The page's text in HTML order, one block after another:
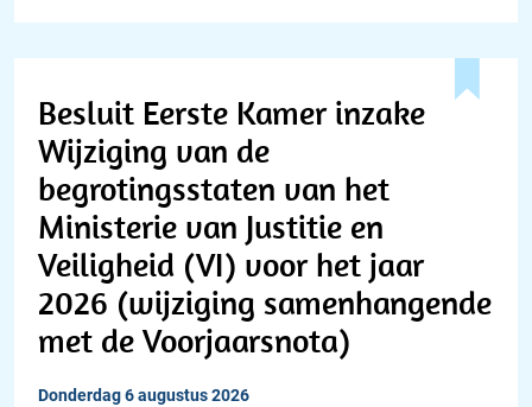
Besluit Eerste Kamer inzake
Wijziging van de
begrotingsstaten van het
Ministerie van Justitie en
Veiligheid (VI) voor het jaar
2026 (wijziging samenhangende
met de Voorjaarsnota)
donderdag 6 augustus 2026